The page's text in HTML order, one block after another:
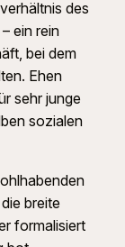
des
ein rein
bei dem
Ehen
sehr junge
sozialen
breite
formalisiert